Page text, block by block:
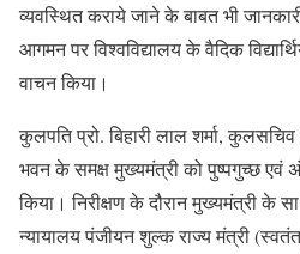
व्यवस्थित कराये जाने के बाबत भी
आगमन पर विश्वविद्यालय के वैदिक
वाचन किया।
कुलपति प्रो. बिहारी लाल शर्मा,
भवन के समक्ष मुख्यमंत्री को पुष्पगुच्छ एवं
किया। निरीक्षण के दौरान मुख्यमंत्री के
न्यायालय पंजीयन शुल्क राज्य मंत्री